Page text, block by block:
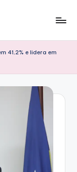
41,2% e lidera em